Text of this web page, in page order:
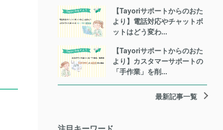
【Tayoriサポートからのおた
より】電話対応やチャットボ
ットはどう変わ...
【Tayoriサポートからのおた
より】カスタマーサポートの
「手作業」を削...
最新記事一覧